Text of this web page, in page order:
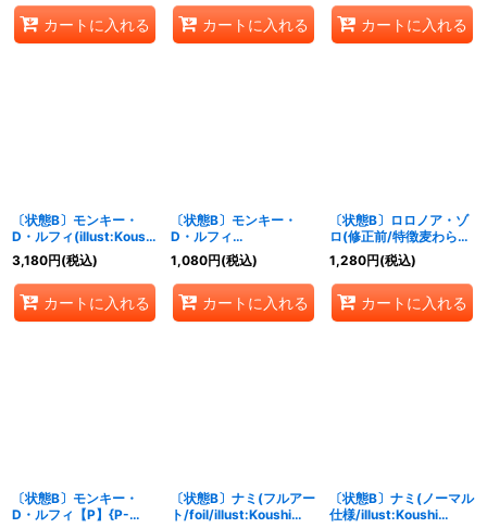
カートに入れる カートに入れる カートに入れる
〔状態B〕モンキー・
D・ルフィ(illust:Koushi
Rokushiro)【P】{P-
041}
3,180円(税込)
カートに入れる
〔状態B〕モンキー・
D・ルフィ
(illust:tasaka)【P】{P-
041}
1,080円(税込)
カートに入れる
〔状態B〕ロロノア・ゾ
ロ(修正前/特徴麦わらの
一味)【P】{P-042}
1,280円(税込)
カートに入れる
〔状態B〕モンキー・
D・ルフィ【P】{P-
〔状態B〕ナミ(フルアー
ト/foil/illust:Koushi
〔状態B〕ナミ(ノーマル
仕様/illust:Koushi